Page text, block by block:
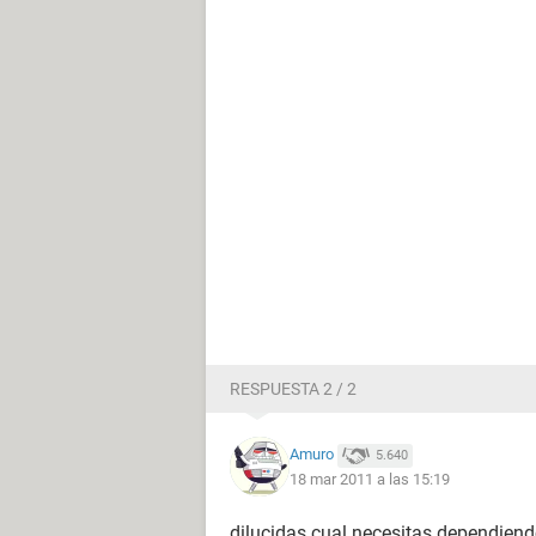
RESPUESTA 2 / 2
Amuro 5.640
18 mar 2011 a las 15:19